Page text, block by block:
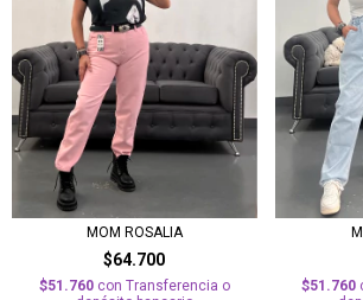
MOM ROSALIA
$64.700
$51.760 con Transferencia o
$51.760